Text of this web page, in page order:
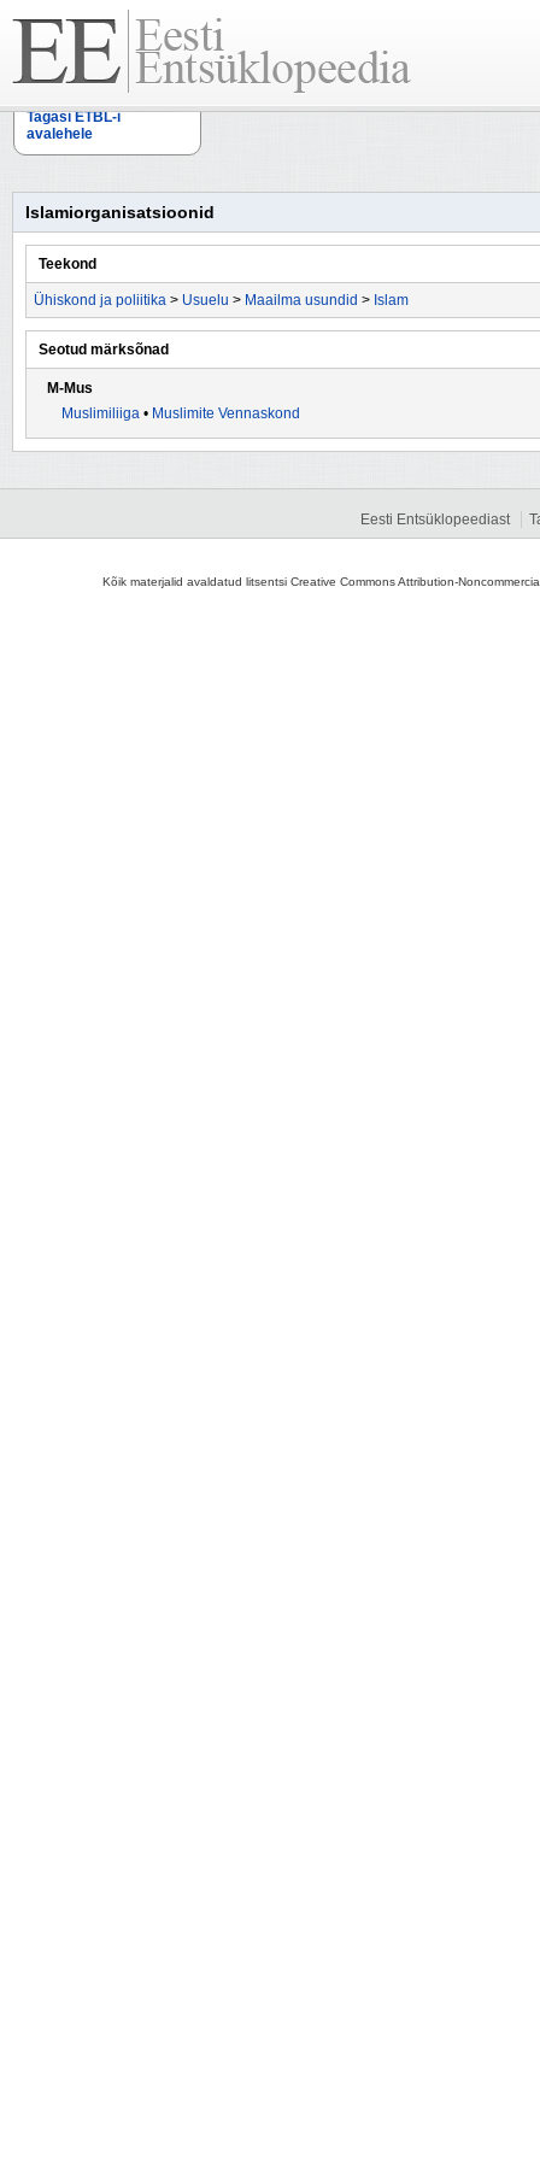
Tagasi ETBL-i
avalehele
Islamiorganisatsioonid
Teekond
Ühiskond ja poliitika > Usuelu > Maailma usundid > Islam
Seotud märksõnad
M-Mus
Muslimiliiga • Muslimite Vennaskond
Eesti Entsüklopeediast
Kõik materjalid avaldatud litsentsi Creative Commons Attribution-